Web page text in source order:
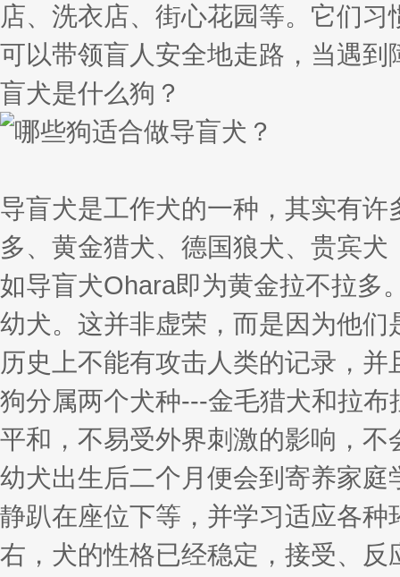
店、洗衣店、街心花园等。它们
可以带领盲人安全地走路，当遇
盲犬是什么狗？
导盲犬是工作犬的一种，其实有
多、黄金猎犬、德国狼犬、贵宾
如导盲犬Ohara即为黄金拉不拉多
幼犬。这并非虚荣，而是因为他
历史上不能有攻击人类的记录，
狗分属两个犬种---金毛猎犬和拉
平和，不易受外界刺激的影响，
幼犬出生后二个月便会到寄养家
静趴在座位下等，并学习适应各
右，犬的性格已经稳定，接受、